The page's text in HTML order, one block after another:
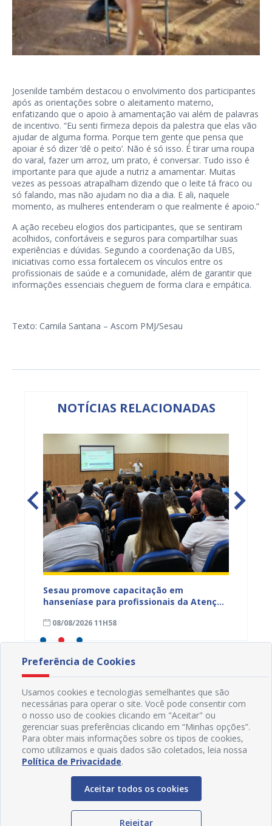
Josenilde também destacou o envolvimento dos participantes
após as orientações sobre o aleitamento materno,
enfatizando que o apoio à amamentação vai além de palavras
de incentivo. “Eu senti firmeza depois da palestra que elas vão
ajudar de alguma forma. Porque tem gente que pensa que
apoiar é só dizer ‘dê o peito’. Não é só isso. É tirar uma roupa
do varal, fazer um arroz, um prato, é conversar. Tudo isso é
importante para que ajude a nutriz a amamentar. Muitas
vezes as pessoas atrapalham dizendo que o leite tá fraco ou
só falando, mas não ajudam no dia a dia. E ali, naquele
momento, as mulheres entenderam o que realmente é apoio.”
A ação recebeu elogios dos participantes, que se sentiram
acolhidos, confortáveis e seguros para compartilhar suas
experiências e dúvidas. Segundo a coordenação da UBS,
iniciativas como essa fortalecem os vínculos entre os
profissionais de saúde e a comunidade, além de garantir que
informações essenciais cheguem de forma clara e empática.
Texto: Camila Santana – Ascom PMJ/Sesau
NOTÍCIAS RELACIONADAS
Sesau promove capacitação em
hanseníase para profissionais da Atenção
08/08/2026 11H58
Preferência de Cookies
Usamos cookies e tecnologias semelhantes que são
necessárias para operar o site. Você pode consentir com
o nosso uso de cookies clicando em "Aceitar" ou
gerenciar suas preferências clicando em “Minhas opções”.
Para obter mais informações sobre os tipos de cookies,
como utilizamos e quais dados são coletados, leia nossa
Política de Privacidade.
Aceitar todos os cookies
Rejeitar